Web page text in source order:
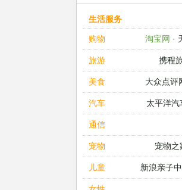
生活服务
购物
淘宝网 ·
旅游 携程
美食 大众点评
汽车 太平洋汽
通信
宠物 宠物之
儿童 新浪亲子